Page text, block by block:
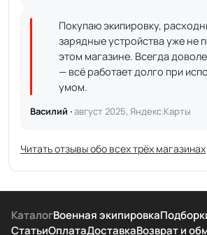
Покупаю экипировку,
зарядные устройства уже не
этом магазине. Всегда
— всё работает долго при
умом.
Василий ·август 2025, Яндекс.Карты
Читать отзывы обо всех трёх магазинах
КаталогВоенная экипировка
СтатьиОплатаДоставкаВозврат и